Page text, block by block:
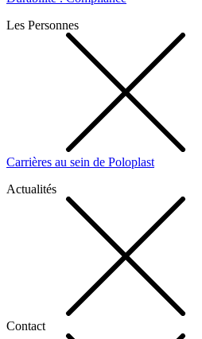
Les Personnes
Carrières au sein de Poloplast
Actualités
Contact